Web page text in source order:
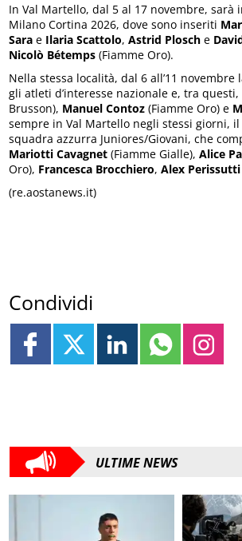
In Val Martello, dal 5 al 17 novembre,
Milano Cortina 2026, dove sono inseriti
Sara e Ilaria Scattolo,Astrid Plosch e
Nicolò Bétemps (Fiamme Oro).
Nella stessa località, dal 6 all’11 novembre
gli atleti d’interesse nazionale e, tra questi,
Brusson), Manuel Contoz (Fiamme Oro) e
sempre in Val Martello negli stessi giorni,
squadra azzurra Juniores/Giovani, che
Mariotti Cavagnet (Fiamme Gialle),Alice
Oro), Francesca Brocchiero,Alex Perissutti
(re.aostanews.it)
Condividi
ULTIME NEWS